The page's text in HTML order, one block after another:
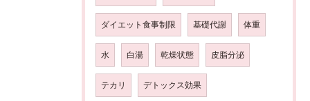
ダイエット食事制限 基礎代謝 体重
水 白湯 乾燥状態 皮脂分泌
テカリ デトックス効果